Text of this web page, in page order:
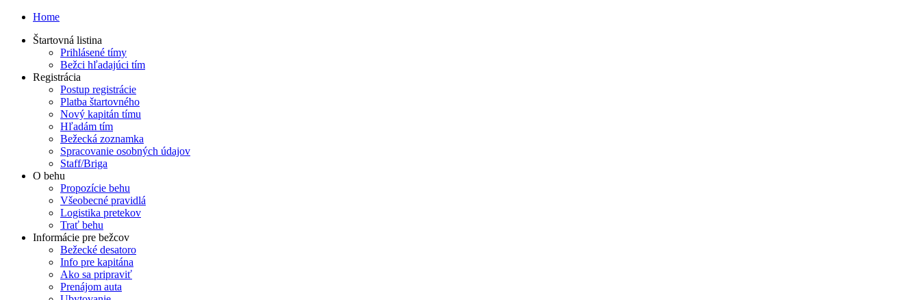
Home
Štartovná listina
Prihlásené tímy
Bežci hľadajúci tím
Registrácia
Postup registrácie
Platba štartovného
Nový kapitán tímu
Hľadám tím
Bežecká zoznamka
Spracovanie osobných údajov
Staff/Briga
O behu
Propozície behu
Všeobecné pravidlá
Logistika pretekov
Trať behu
Informácie pre bežcov
Bežecké desatoro
Info pre kapitána
Ako sa pripraviť
Prenájom auta